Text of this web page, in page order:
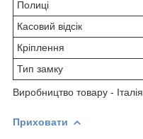
Полиці
Касовий відсік
Кріплення
Тип замку
Виробництво товару - Італія
Приховати